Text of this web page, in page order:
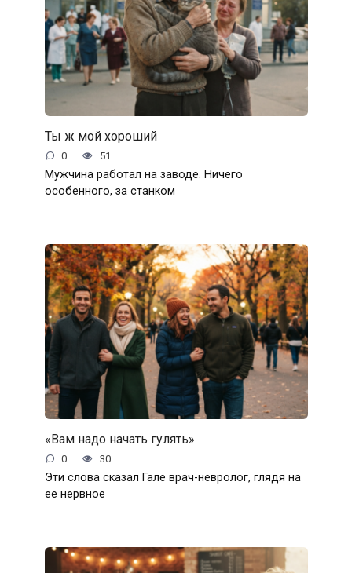
Ты ж мой хороший
0 51
Мужчина работал на заводе. Ничего
особенного, за станком
«Вам надо начать гулять»
0 30
Эти слова сказал Гале врач-невролог, глядя на
ее нервное